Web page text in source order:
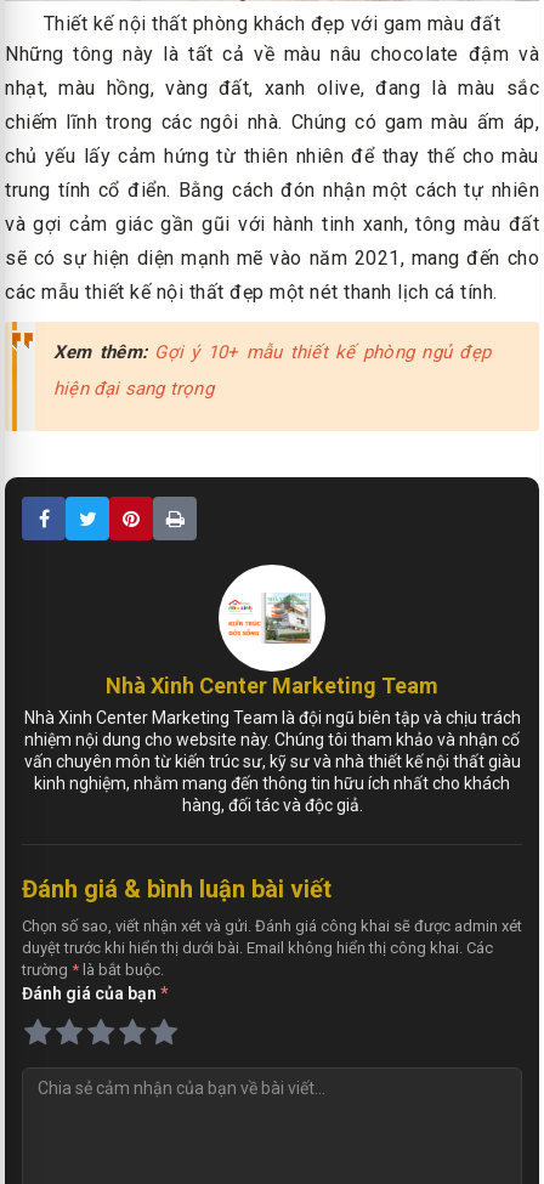
Thiết kế nội thất phòng khách đẹp với gam màu đất
Những tông này là tất cả về màu nâu chocolate đậm và
nhạt, màu hồng, vàng đất, xanh olive, đang là màu sắc
chiếm lĩnh trong các ngôi nhà. Chúng có gam màu ấm áp,
chủ yếu lấy cảm hứng từ thiên nhiên để thay thế cho màu
trung tính cổ điển. Bằng cách đón nhận một cách tự nhiên
và gợi cảm giác gần gũi với hành tinh xanh, tông màu đất
sẽ có sự hiện diện mạnh mẽ vào năm 2021, mang đến cho
các mẫu thiết kế nội thất đẹp một nét thanh lịch cá tính.
Xem thêm: Gợi ý 10+ mẫu thiết kế phòng ngủ đẹp
hiện đại sang trọng
Nhà Xinh Center Marketing Team
Nhà Xinh Center Marketing Team là đội ngũ biên tập và chịu trách
nhiệm nội dung cho website này. Chúng tôi tham khảo và nhận cố
vấn chuyên môn từ kiến trúc sư, kỹ sư và nhà thiết kế nội thất giàu
kinh nghiệm, nhằm mang đến thông tin hữu ích nhất cho khách
hàng, đối tác và độc giả.
Đánh giá & bình luận bài viết
Chọn số sao, viết nhận xét và gửi. Đánh giá công khai sẽ được admin xét
duyệt trước khi hiển thị dưới bài. Email không hiển thị công khai. Các
trường * là bắt buộc.
Đánh giá của bạn *